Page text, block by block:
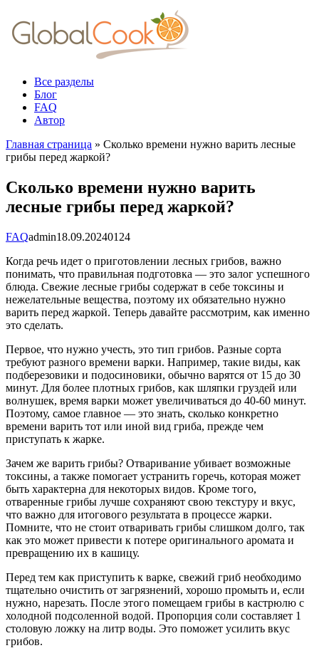
контенту
Все разделы
Блог
FAQ
Автор
Главная страница » Сколько времени нужно варить лесные
грибы перед жаркой?
Сколько времени нужно варить
лесные грибы перед жаркой?
FAQadmin18.09.20240124
Когда речь идет о приготовлении лесных грибов, важно
понимать, что правильная подготовка — это залог успешного
блюда. Свежие лесные грибы содержат в себе токсины и
нежелательные вещества, поэтому их обязательно нужно
варить перед жаркой. Теперь давайте рассмотрим, как именно
это сделать.
Первое, что нужно учесть, это тип грибов. Разные сорта
требуют разного времени варки. Например, такие виды, как
подберезовики и подосиновики, обычно варятся от 15 до 30
минут. Для более плотных грибов, как шляпки груздей или
волнушек, время варки может увеличиваться до 40-60 минут.
Поэтому, самое главное — это знать, сколько конкретно
времени варить тот или иной вид гриба, прежде чем
приступать к жарке.
Зачем же варить грибы? Отваривание убивает возможные
токсины, а также помогает устранить горечь, которая может
быть характерна для некоторых видов. Кроме того,
отваренные грибы лучше сохраняют свою текстуру и вкус,
что важно для итогового результата в процессе жарки.
Помните, что не стоит отваривать грибы слишком долго, так
как это может привести к потере оригинального аромата и
превращению их в кашицу.
Перед тем как приступить к варке, свежий гриб необходимо
тщательно очистить от загрязнений, хорошо промыть и, если
нужно, нарезать. После этого помещаем грибы в кастрюлю с
холодной подсоленной водой. Пропорция соли составляет 1
столовую ложку на литр воды. Это поможет усилить вкус
грибов.